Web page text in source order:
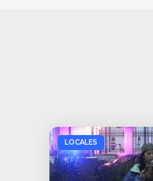
LOCALES